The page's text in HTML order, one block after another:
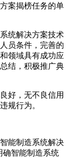
案揭榜任务的单
统解决方案技术
员条件，完善的
领域具有成功应
结，积极推广典
好，无不良信用
规行为。
能制造系统解决
确智能制造系统